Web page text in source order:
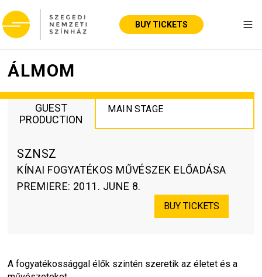
BUY TICKETS
ÁLMOM
GUEST
PRODUCTION
MAIN STAGE
SZNSZ
KÍNAI FOGYATÉKOS MŰVÉSZEK ELŐADÁSA
PREMIERE: 2011. JUNE 8.
BUY TICKETS
A fogyatékossággal élők szintén szeretik az életet és a